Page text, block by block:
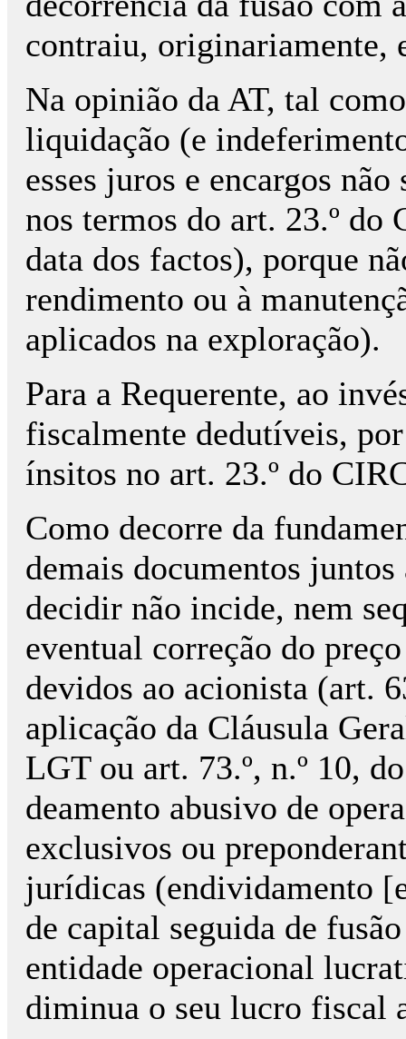
contraiu, originariamente,
Na opinião da AT, tal
liquidação (e
esses juros e encargos
nos termos do art. 23.º do
data dos factos), porque
rendimento ou à
aplicados na exploração).
Para a Requerente, ao
fiscalmente dedutíveis,
ínsitos no art. 23.º do
Como decorre da
demais documentos juntos
decidir não incide, nem
eventual correção do
devidos ao acionista (art.
aplicação da Cláusula
LGT ou art. 73.º, n.º 10,
deamento abusivo de
exclusivos ou
jurídicas (endividamento
de capital seguida de
entidade operacional
diminua o seu lucro fiscal